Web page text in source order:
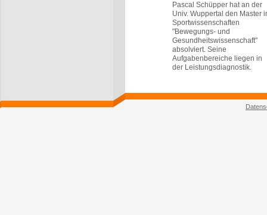
Pascal Schüpper hat an der
Univ. Wuppertal den Master
Sportwissenschaften
"Bewegungs- und
Gesundheitswissenschaft"
absolviert. Seine
Aufgabenbereiche liegen in
der Leistungsdiagnostik.